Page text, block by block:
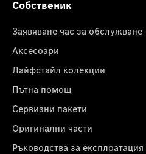
Собственик
Заявяване час за обслужване
Аксесоари
Лайфстайл колекции
Пътна помощ
Сервизни пакети
Оригинални части
Ръководства за експлоатация